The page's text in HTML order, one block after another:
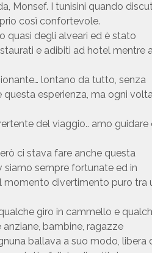
Monsef. I tunisini quando
così confortevole.
quasi degli alveari ed è stato
e adibiti ad hotel mentre
lontano da tutto, senza
esperienza, ma ogni
del viaggio.. amo guidare
ci stava fare anche questa
siamo sempre fortunate ed in
momento divertimento puro tra
giro in cammello e
bambine, ragazze
ballava a suo modo, libera